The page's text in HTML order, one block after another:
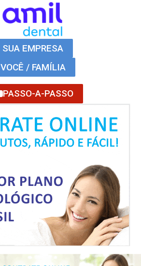
SUA EMPRESA
VOCÊ / FAMÍLIA
PASSO-A-PASSO